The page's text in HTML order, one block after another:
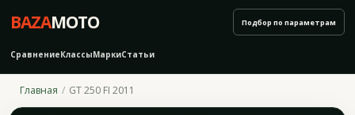
BAZAMOTO
СравнениеКлассыМаркиСтатьи
Подбор по параметрам
Главная GT 250 FI 2011